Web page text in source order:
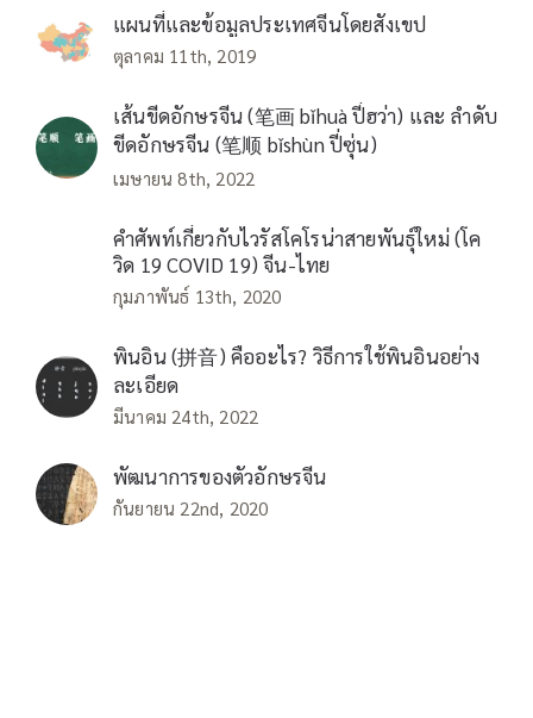
แผนที่และข้อมูลประเทศจีนโดยสังเขป
ตุลาคม 11th, 2019
เส้นขีดอักษรจีน (笔画 bǐhuà ปี่ฮว่า) และ ลำดับ
ขีดอักษรจีน (笔顺 bǐshùn ปี่ซุ่น)
เมษายน 8th, 2022
คำศัพท์เกี่ยวกับไวรัสโคโรน่าสายพันธุ์ใหม่ (โค
วิด 19 COVID 19) จีน-ไทย
กุมภาพันธ์ 13th, 2020
พินอิน (拼音) คืออะไร? วิธีการใช้พินอินอย่าง
ละเอียด
มีนาคม 24th, 2022
พัฒนาการของตัวอักษรจีน
กันยายน 22nd, 2020